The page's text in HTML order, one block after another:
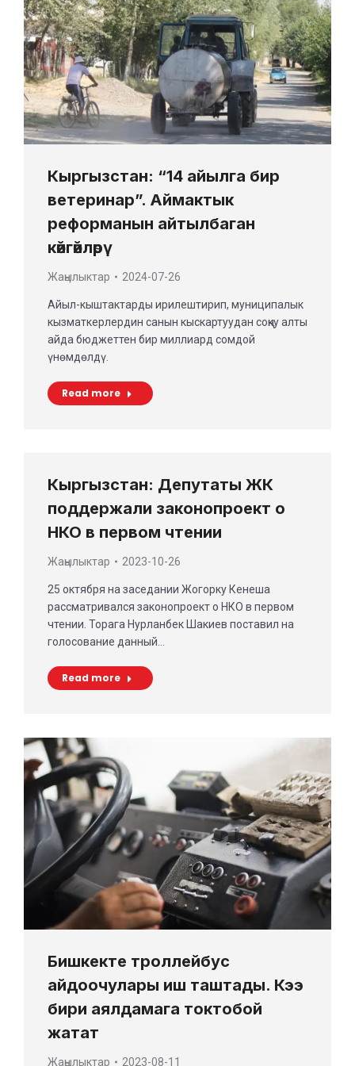
Кыргызстан: “14 айылга бир
ветеринар”. Аймактык
реформанын айтылбаган
көйгөйлөрү
Жаңылыктар 2024-07-26
Айыл-кыштактарды ирилештирип, муниципалык
кызматкерлердин санын кыскартуудан соңку алты
айда бюджеттен бир миллиард сомдой
үнөмдөлдү.
Read more
Кыргызстан: Депутаты ЖК
поддержали законопроект о
НКО в первом чтении
Жаңылыктар 2023-10-26
25 октября на заседании Жогорку Кенеша
рассматривался законопроект о НКО в первом
чтении. Торага Нурланбек Шакиев поставил на
голосование данный…
Read more
Бишкекте троллейбус
айдоочулары иш таштады. Кээ
бири аялдамага токтобой
жатат
Жаңылыктар 2023-08-11